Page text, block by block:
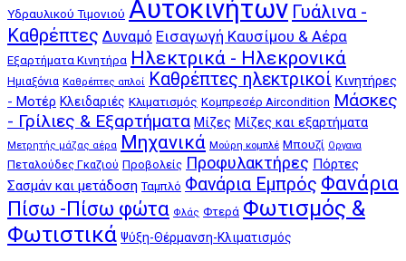
Υδραυλικού Τιμονιού Αυτοκινήτων Γυάλινα -
Καθρέπτες Δυναμό Εισαγωγή Καυσίμου & Αέρα
Εξαρτήματα Κινητήρα Ηλεκτρικά - Ηλεκρονικά
Ημιαξόνια Καθρέπτες απλοί Καθρέπτες ηλεκτρικοί Κινητήρες
- Μοτέρ Κλειδαριές Κλιματισμός Κομπρεσέρ Aircondition Μάσκες
- Γρίλιες & Εξαρτήματα Μίζες Μίζες και εξαρτήματα
Μετρητής μάζας αέρα Μηχανικά Μούρη κομπλέ Μπουζί Οργανα
Πεταλούδες Γκαζιού Προβολείς Προφυλακτήρες Πόρτες
Σασμάν και μετάδοση Ταμπλό Φανάρια Εμπρός Φανάρια
Πίσω -Πίσω φώτα Φλάς Φτερά Φωτισμός &
Φωτιστικά Ψύξη-Θέρμανση-Κλιματισμός